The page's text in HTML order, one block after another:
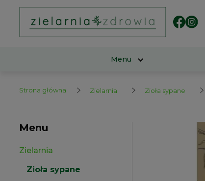
Menu
Strona główna Zielarnia Zioła sypane
Menu
Zielarnia
Zioła sypane